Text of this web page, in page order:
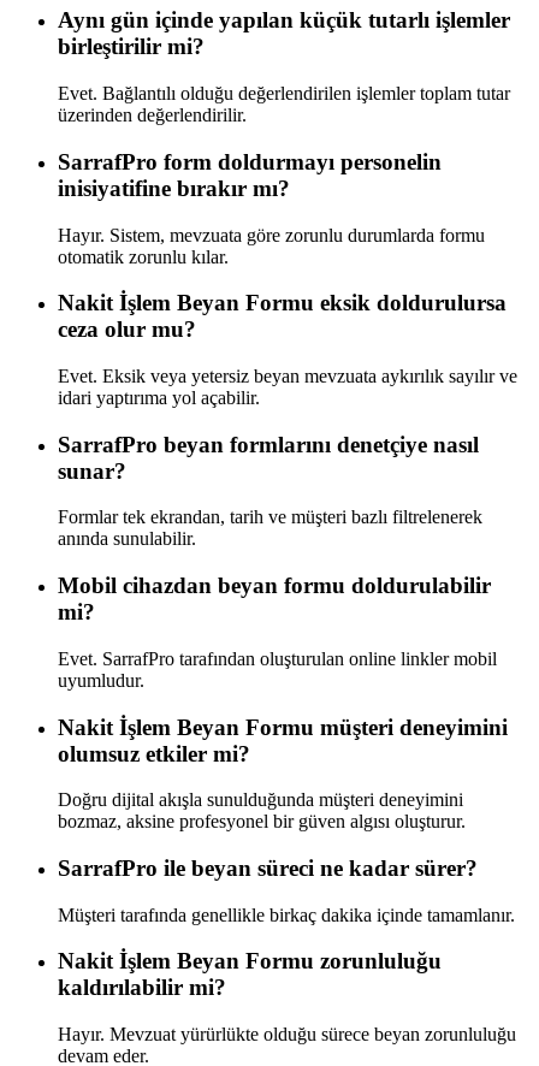
Aynı gün içinde yapılan küçük tutarlı işlemler
birleştirilir mi?
Evet. Bağlantılı olduğu değerlendirilen işlemler toplam tutar
üzerinden değerlendirilir.
SarrafPro form doldurmayı personelin
inisiyatifine bırakır mı?
Hayır. Sistem, mevzuata göre zorunlu durumlarda formu
otomatik zorunlu kılar.
Nakit İşlem Beyan Formu eksik doldurulursa
ceza olur mu?
Evet. Eksik veya yetersiz beyan mevzuata aykırılık sayılır ve
idari yaptırıma yol açabilir.
SarrafPro beyan formlarını denetçiye nasıl
sunar?
Formlar tek ekrandan, tarih ve müşteri bazlı filtrelenerek
anında sunulabilir.
Mobil cihazdan beyan formu doldurulabilir
mi?
Evet. SarrafPro tarafından oluşturulan online linkler mobil
uyumludur.
Nakit İşlem Beyan Formu müşteri deneyimini
olumsuz etkiler mi?
Doğru dijital akışla sunulduğunda müşteri deneyimini
bozmaz, aksine profesyonel bir güven algısı oluşturur.
SarrafPro ile beyan süreci ne kadar sürer?
Müşteri tarafında genellikle birkaç dakika içinde tamamlanır.
Nakit İşlem Beyan Formu zorunluluğu
kaldırılabilir mi?
Hayır. Mevzuat yürürlükte olduğu sürece beyan zorunluluğu
devam eder.